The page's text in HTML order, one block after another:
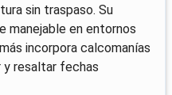
sin traspaso. Su
manejable en entornos
incorpora calcomanías
y resaltar fechas